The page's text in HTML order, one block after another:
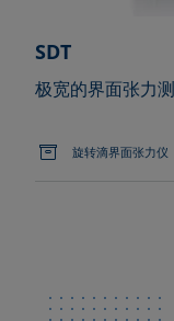
SDT
极宽的界面张力
旋转滴界面张力仪